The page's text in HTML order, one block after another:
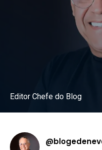
Editor Chefe do Blog
Instagram